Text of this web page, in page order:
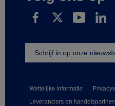
Wettelijke informatie
Leveranciers en
Schrijf in op onze